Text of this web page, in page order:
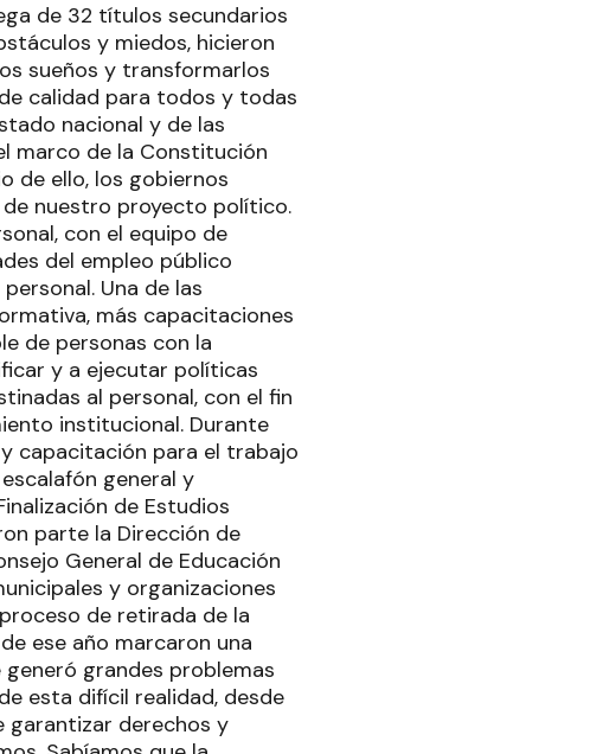
de 32 títulos secundarios
y miedos, hicieron
sueños y transformarlos
calidad para todos y todas
nacional y de las
marco de la Constitución
de ello, los gobiernos
nuestro proyecto político.
con el equipo de
del empleo público
Una de las
más capacitaciones
de personas con la
y a ejecutar políticas
al personal, con el fin
institucional. Durante
capacitación para el trabajo
general y
de Estudios
parte la Dirección de
General de Educación
y organizaciones
de retirada de la
ese año marcaron una
grandes problemas
esta difícil realidad, desde
garantizar derechos y